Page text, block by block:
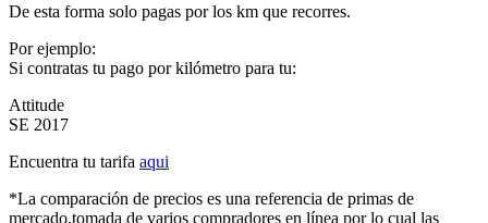
De esta forma solo pagas por los km que recorres.
Por ejemplo:
Si contratas tu pago por kilómetro para tu:
Attitude
SE 2017
Encuentra tu tarifa aqui
*La comparación de precios es una referencia de primas de
mercado,tomada de varios compradores en línea por lo cual las